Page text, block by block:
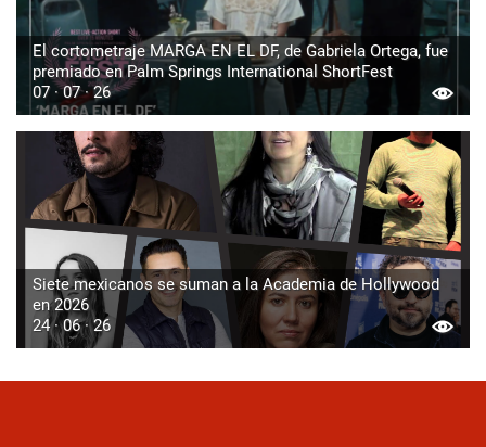
El cortometraje MARGA EN EL DF, de Gabriela Ortega, fue
premiado en Palm Springs International ShortFest
07 · 07 · 26
Siete mexicanos se suman a la Academia de Hollywood
en 2026
24 · 06 · 26